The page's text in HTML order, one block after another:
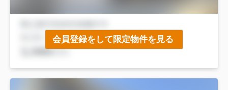
会員登録をして限定物件を見る